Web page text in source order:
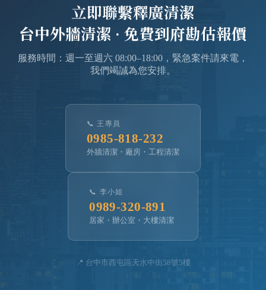
立即聯繫釋廣清潔
台中外牆清潔 · 免費到府勘估報價
服務時間：週一至週六 08:00–18:00，緊急案件請來電，
我們竭誠為您安排。
📞 王專員
0985-818-232
外牆清潔・廠房・工程清潔
📞 李小姐
0989-320-891
居家・辦公室・大樓清潔
📍 台中市西屯區天水中街58號5樓